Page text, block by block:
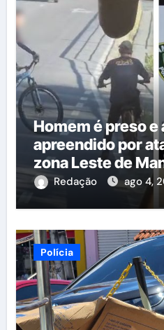
Homem é preso
apreendido por
zona Leste de
Redação ago 4,
Polícia